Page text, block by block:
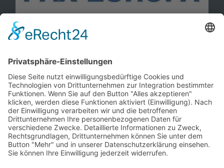
Kontakt
Mitglied werden!
Impressum
Datenschutz
Copyright 2023. All rights reserved.